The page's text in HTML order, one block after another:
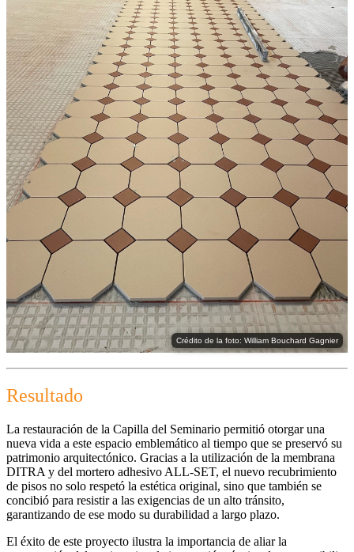
Crédito de la foto: William Bouchard Gagnier
Resultado
La restauración de la Capilla del Seminario permitió otorgar una
nueva vida a este espacio emblemático al tiempo que se preservó su
patrimonio arquitectónico. Gracias a la utilización de la membrana
DITRA y del mortero adhesivo ALL-SET, el nuevo recubrimiento
de pisos no solo respetó la estética original, sino que también se
concibió para resistir a las exigencias de un alto tránsito,
garantizando de ese modo su durabilidad a largo plazo.
El éxito de este proyecto ilustra la importancia de aliar la